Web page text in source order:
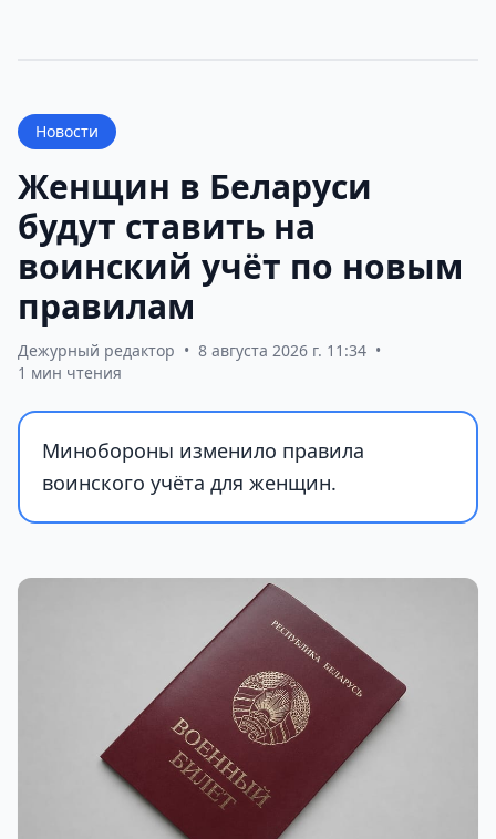
Новости
Женщин в Беларуси
будут ставить на
воинский учёт по новым
правилам
Дежурный редактор • 8 августа 2026 г. 11:34 •
1 мин чтения
Минобороны изменило правила
воинского учёта для женщин.